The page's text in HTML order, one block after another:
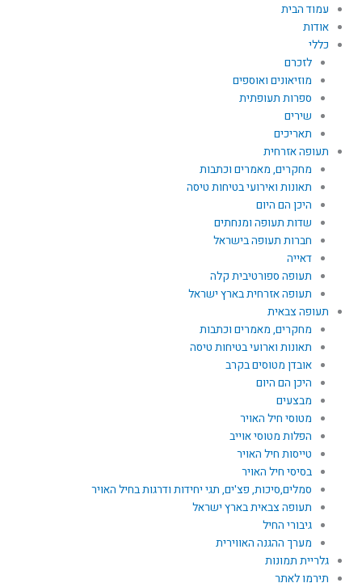
עמוד הבית
אודות
כללי
לזכרם
מוזיאונים ואוספים
ספרות תעופתית
שירים
תאריכים
תעופה אזרחית
מחקרים, מאמרים וכתבות
תאונות ואירועי בטיחות טיסה
היכן הם היום
שדות תעופה ומנחתים
חברות תעופה בישראל
דאייה
תעופה ספורטיבית קלה
תעופה אזרחית בארץ ישראל
תעופה צבאית
מחקרים, מאמרים וכתבות
תאונות וארועי בטיחות טיסה
אובדן מטוסים בקרב
היכן הם היום
מבצעים
מטוסי חיל האויר
הפלות מטוסי אוייב
טייסות חיל האויר
בסיסי חיל האויר
סמלים,סיכות, פצ'ים, תגי יחידות ודרגות בחיל האויר
תעופה צבאית בארץ ישראל
גיבורי החיל
מערך ההגנה האווירית
גלריית תמונות
תירמו לאתר